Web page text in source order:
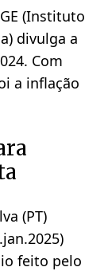
(Instituto
divulga a
Com
a inflação
(PT)
feito pelo